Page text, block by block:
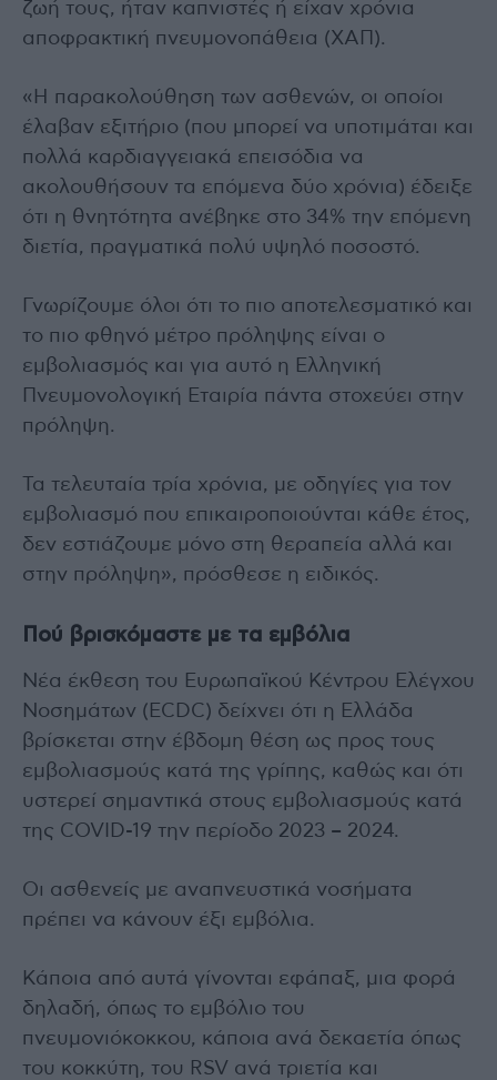
ζωή τους, ήταν καπνιστές ή είχαν χρόνια
αποφρακτική πνευμονοπάθεια (ΧΑΠ).
«Η παρακολούθηση των ασθενών, οι οποίοι
έλαβαν εξιτήριο (που μπορεί να υποτιμάται και
πολλά καρδιαγγειακά επεισόδια να
ακολουθήσουν τα επόμενα δύο χρόνια) έδειξε
ότι η θνητότητα ανέβηκε στο 34% την επόμενη
διετία, πραγματικά πολύ υψηλό ποσοστό.
Γνωρίζουμε όλοι ότι το πιο αποτελεσματικό και
το πιο φθηνό μέτρο πρόληψης είναι ο
εμβολιασμός και για αυτό η Ελληνική
Πνευμονολογική Εταιρία πάντα στοχεύει στην
πρόληψη.
Τα τελευταία τρία χρόνια, με οδηγίες για τον
εμβολιασμό που επικαιροποιούνται κάθε έτος,
δεν εστιάζουμε μόνο στη θεραπεία αλλά και
στην πρόληψη», πρόσθεσε η ειδικός.
Πού βρισκόμαστε με τα εμβόλια
Νέα έκθεση του Ευρωπαϊκού Κέντρου Ελέγχου
Νοσημάτων (ECDC) δείχνει ότι η Ελλάδα
βρίσκεται στην έβδομη θέση ως προς τους
εμβολιασμούς κατά της γρίπης, καθώς και ότι
υστερεί σημαντικά στους εμβολιασμούς κατά
της COVID-19 την περίοδο 2023 – 2024.
Οι ασθενείς με αναπνευστικά νοσήματα
πρέπει να κάνουν έξι εμβόλια.
Κάποια από αυτά γίνονται εφάπαξ, μια φορά
δηλαδή, όπως το εμβόλιο του
πνευμονιόκοκκου, κάποια ανά δεκαετία όπως
του κοκκύτη, του RSV ανά τριετία και